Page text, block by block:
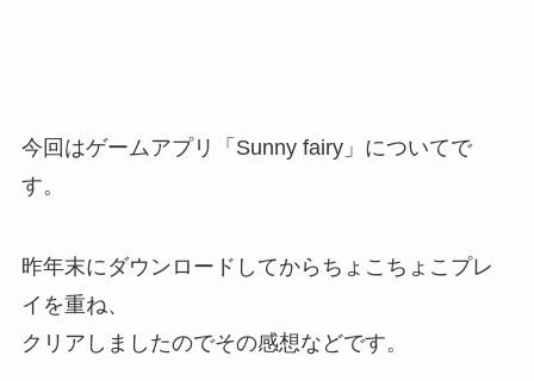
今回はゲームアプリ「Sunny fairy」についてで
す。
昨年末にダウンロードしてからちょこちょこプレ
イを重ね、
クリアしましたのでその感想などです。